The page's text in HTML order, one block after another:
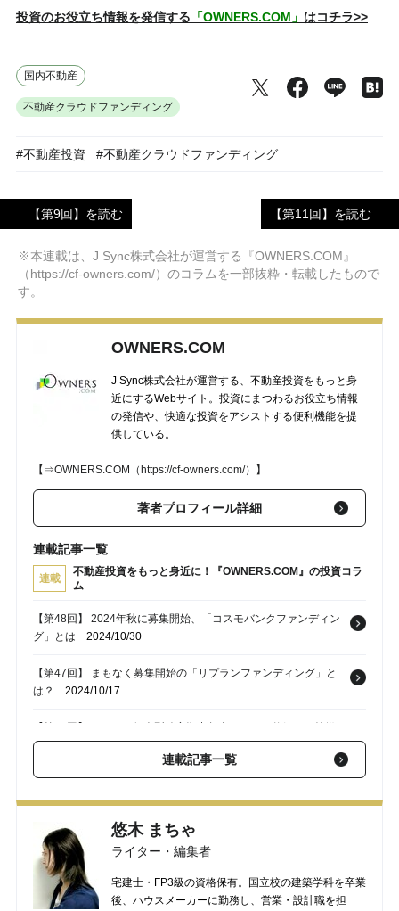
投資のお役立ち情報を発信する 「OWNERS.COM」 はコチラ>>
国内不動産
不動産クラウドファンディング
#不動産投資 #不動産クラウドファンディング
【第9回】を読む 【第11回】を読む
※本連載は、J Sync株式会社が運営する『OWNERS.COM』
（https://cf-owners.com/）のコラムを一部抜粋・転載したもので
す。
OWNERS.COM
J Sync株式会社が運営する、不動産投資をもっと身
近にするWebサイト。投資にまつわるお役立ち情報
の発信や、快適な投資をアシストする便利機能を提
供している。
【⇒OWNERS.COM（https://cf-owners.com/）】
著者プロフィール詳細
連載記事一覧
連載
不動産投資をもっと身近に！『OWNERS.COM』の投資コラ
ム
【第48回】 2024年秋に募集開始、「コスモバンクファンディン
グ」とは 2024/10/30
【第47回】 まもなく募集開始の「リプランファンディング」と
は？
2024/10/17
をCFPが解説2024/09/20
【第45回】 「不動産投資はやめておけ」と言われる6つの理由
と、リスクを抑えた「不動産クラウドファンディング」という選
【第44回】 不動産投資は「40代から」では遅すぎる？リスクを
抑えながら不動産に投資する方法も紹介
連載記事一覧
悠木 まちゃ
ライター・編集者
宅建士・FP3級の資格保有。国立校の建築学科を卒業
後、ハウスメーカーに勤務し、営業・設計職を担